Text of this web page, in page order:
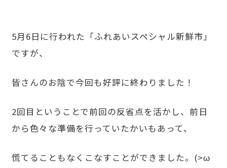
5月6日に行われた「ふれあいスペシャル新鮮市」
ですが、
皆さんのお陰で今回も好評に終わりました！
2回目ということで前回の反省点を活かし、前日
から色々な準備を行っていたかいもあって、
慌てることもなくこなすことができました。(>ω